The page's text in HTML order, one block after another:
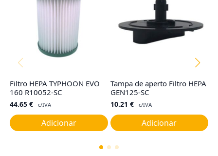
Filtro HEPA TYPHOON EVO
160 R10052-SC
44.65 € c/IVA
Adicionar
Tampa de aperto Filtro HEPA
GEN125-SC
10.21 € c/IVA
Adicionar